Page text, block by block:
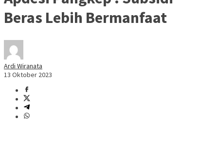
Beras Lebih Bermanfaat
Ardi Wiranata
13 Oktober 2023